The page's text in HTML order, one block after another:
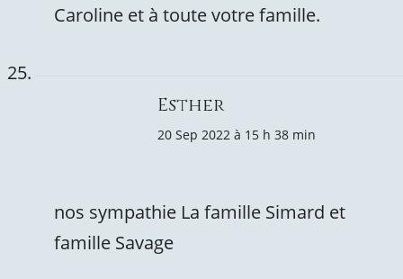
Caroline et à toute votre famille.
Esther
20 Sep 2022 à 15 h 38 min
nos sympathie La famille Simard et
famille Savage